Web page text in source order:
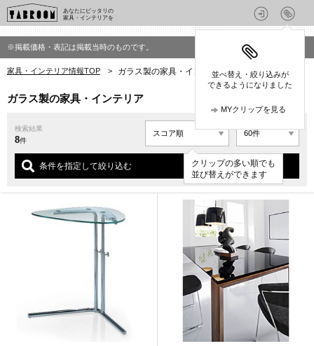
あなたにピッタリの
家具・インテリアを
並べ替え・絞り込みが
できるようになりました
MYクリップを見る
※掲載価格・表記は掲載当時のものです。
家具・インテリア情報TOP > ガラス製の家具・インテリア
ガラス製の家具・インテリア
検索結果
8件
クリップの多い順でも
並び替えができます
条件を指定して絞り込む